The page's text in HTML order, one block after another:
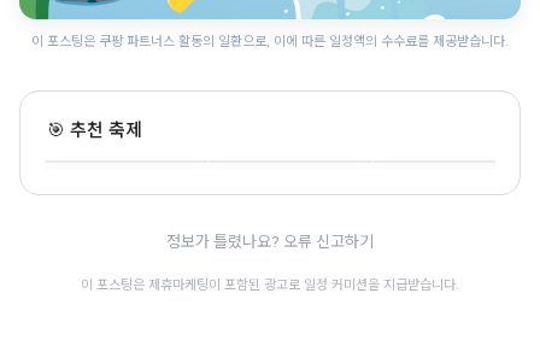
이 포스팅은 쿠팡 파트너스 활동의 일환으로, 이에 따른 일정액의 수수료를 제공받습니다.
🎯 추천 축제
전주 가맥축제
전북 · 8.6~8.8 · 전통문화
정보가 틀렸나요? 오류 신고하기
이 포스팅은 제휴마케팅이 포함된 광고로 일정 커미션을 지급받습니다.